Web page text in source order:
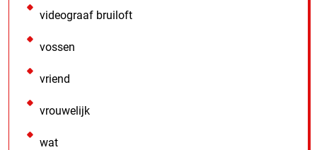
videograaf bruiloft
vossen
vriend
vrouwelijk
wat